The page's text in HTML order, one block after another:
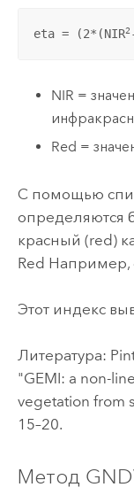
eta = (2*(NIR2
NIR =
Red =
С помощью
определяются
красный (red)
Red Например,
Этот индекс
Литература:
"GEMI: a non-
vegetation from
15–20.
Метод